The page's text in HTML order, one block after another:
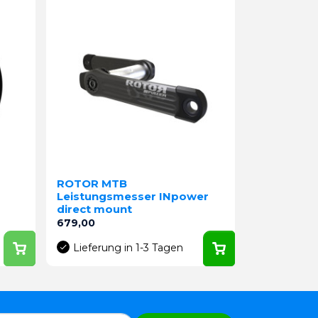
ROTOR MTB
Leistungsmesser INpower
direct mount
Preis
679,00
Lieferung in 1-3 Tagen